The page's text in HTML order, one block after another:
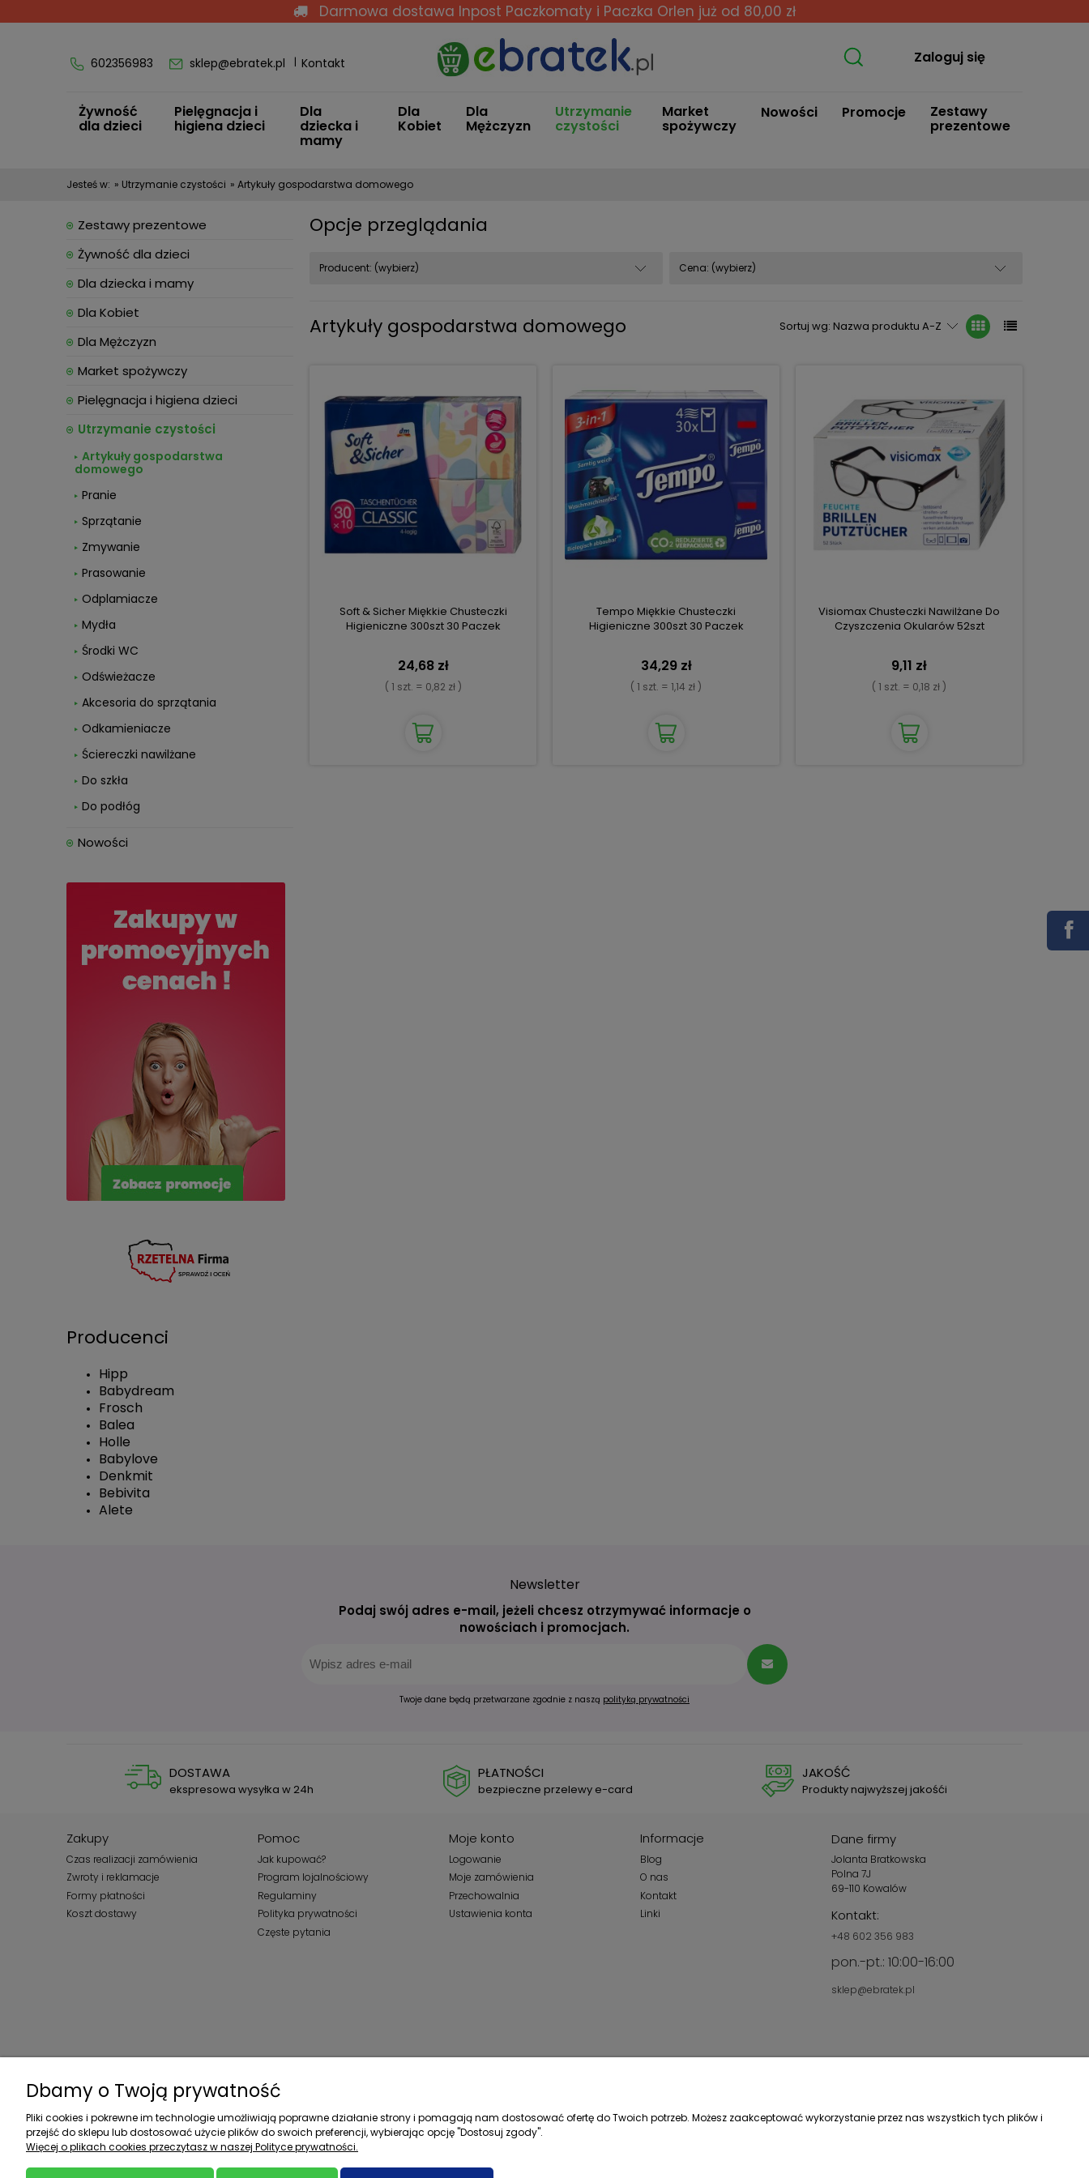
Darmowa dostawa Inpost Paczkomaty i Paczka Orlen już od 80,00 zł
602356983 sklep@ebratek.pl Kontakt Zaloguj się
Żywność
dla dzieci
Pielęgnacja i
higiena dzieci
Dla
dziecka i
mamy
Dla
Kobiet
Dla
Mężczyzn
Utrzymanie
czystości
Market
spożywczy
Nowości Promocje Zestawy
prezentowe
Jesteś w: » Utrzymanie czystości » Artykuły gospodarstwa domowego
Zestawy prezentowe
Żywność dla dzieci
Dla dziecka i mamy
Dla Kobiet
Dla Mężczyzn
Market spożywczy
Pielęgnacja i higiena dzieci
Utrzymanie czystości
Artykuły gospodarstwa
domowego
Pranie
Sprzątanie
Zmywanie
Prasowanie
Odplamiacze
Mydła
Środki WC
Odświeżacze
Akcesoria do sprzątania
Odkamieniacze
Ściereczki nawilżane
Do szkła
Do podłóg
Nowości
Producenci
Hipp
Babydream
Frosch
Balea
Holle
Babylove
Denkmit
Bebivita
Alete
Opcje przeglądania
Producent: (wybierz) Cena: (wybierz)
Artykuły gospodarstwa domowego Sortuj wg: Nazwa produktu A-Z
Soft & Sicher Miękkie Chusteczki
Higieniczne 300szt 30 Paczek
24,68 zł
( 1 szt. = 0,82 zł )
Tempo Miękkie Chusteczki
Higieniczne 300szt 30 Paczek
34,29 zł
( 1 szt. = 1,14 zł )
Visiomax Chusteczki Nawilżane Do
Czyszczenia Okularów 52szt
9,11 zł
( 1 szt. = 0,18 zł )
Newsletter
Podaj swój adres e-mail, jeżeli chcesz otrzymywać informacje o
nowościach i promocjach.
Twoje dane będą przetwarzane zgodnie z naszą polityką prywatności
DOSTAWA
ekspresowa wysyłka w 24h
PŁATNOŚCI
bezpieczne przelewy e-card
JAKOŚĆ
Produkty najwyższej jakośći
Zakupy
Czas realizacji zamówienia
Zwroty i reklamacje
Formy płatności
Koszt dostawy
Pomoc
Jak kupować?
Program lojalnościowy
Regulaminy
Polityka prywatności
Częste pytania
Moje konto
Logowanie
Moje zamówienia
Przechowalnia
Ustawienia konta
Informacje
Blog
O nas
Kontakt
Linki
Dane firmy
Jolanta Bratkowska
Polna 7J
69-110 Kowalów
Kontakt:
+48 602 356 983
pon.-pt.: 10:00-16:00
sklep@ebratek.pl
Dbamy o Twoją prywatność
Pliki cookies i pokrewne im technologie umożliwiają poprawne działanie strony i pomagają nam dostosować ofertę do Twoich potrzeb. Możesz zaakceptować wykorzystanie przez nas wszystkich tych plików i
przejść do sklepu lub dostosować użycie plików do swoich preferencji, wybierając opcję "Dostosuj zgody".
Więcej o plikach cookies przeczytasz w naszej Polityce prywatności.